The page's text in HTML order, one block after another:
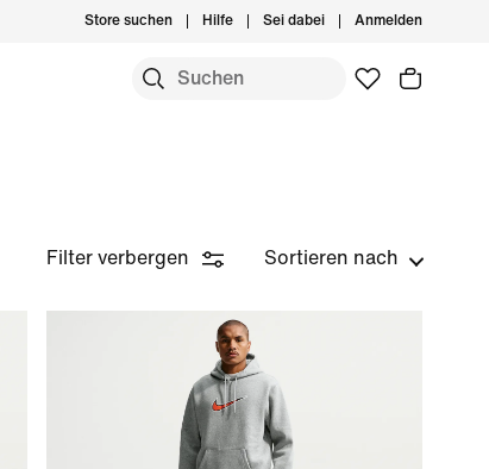
Store suchen Hilfe Sei dabei Anmelden
Filter verbergen Sortieren nach